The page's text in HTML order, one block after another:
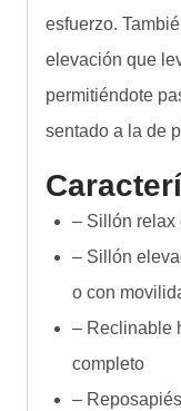
esfuerzo.
elevación que
permitiéndote
sentado a la de
– Sillón relax
– Sillón
o con
– Reclinable
completo
–